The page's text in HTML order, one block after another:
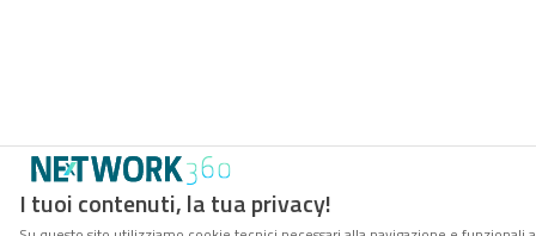
I tuoi contenuti, la tua privacy!